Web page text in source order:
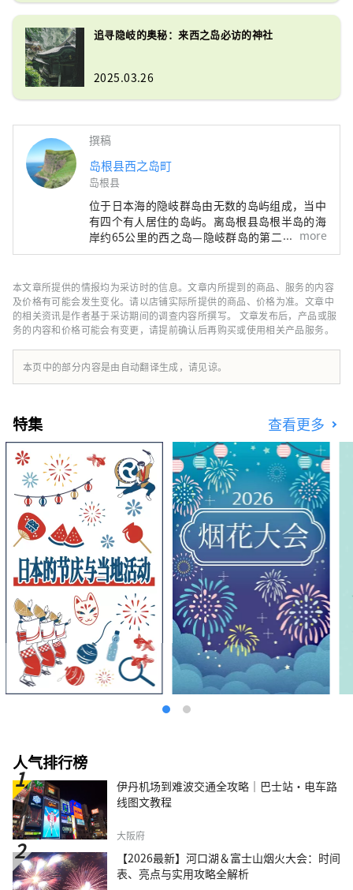
追寻隐岐的奥秘：来西之岛必访的神社
2025.03.26
撰稿
岛根县西之岛町
岛根县
位于日本海的隐岐群岛由无数的岛屿组成，当中
有四个有人居住的岛屿。离岛根县岛根半岛的海
岸约65公里的西之岛—隐岐群岛的第二大岛屿—
是西之岛町的所在地。 西之岛是在约550万年前
的景点—摩天崖和通天桥—的家，在这里您也可
以尝到如隐岐岩蚝（牡蛎）等新鲜的海产，以及
观赏神乐和田乐等传统文化。自然、文化、美食
和亲切的岛民；西之岛是一座充满魅力的岛屿。
more
本文章所提供的情报均为采访时的信息。文章内所提到的商品、服务的内容
及价格有可能会发生变化。请以店铺实际所提供的商品、价格为准。文章中
的相关资讯是作者基于采访期间的调查内容所撰写。 文章发布后，产品或服
务的内容和价格可能会有变更，请提前确认后再购买或使用相关产品服务。
本页中的部分内容是由自动翻译生成，请见谅。
特集 查看更多
人气排行榜
伊丹机场到难波交通全攻略｜巴士站・电车路
线图文教程
大阪府
【2026最新】河口湖＆富士山烟火大会：时间
表、亮点与实用攻略全解析